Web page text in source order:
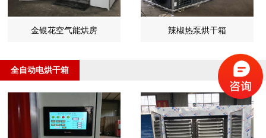
金银花空气能烘房 辣椒热泵烘干箱
全自动电烘干箱 >>更多